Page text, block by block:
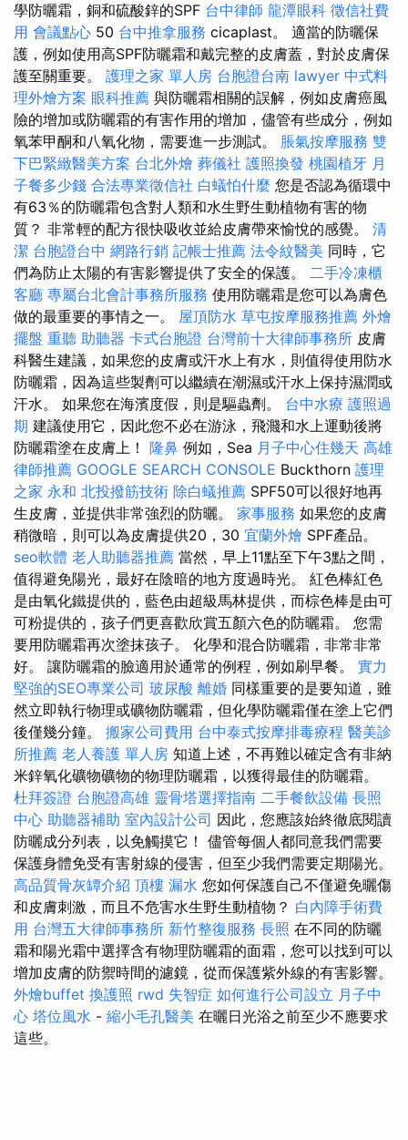
學防曬霜，銅和硫酸鋅的SPF 台中律師 龍潭眼科 徵信社費
用 會議點心 50 台中推拿服務 cicaplast。 適當的防曬保
護，例如使用高SPF防曬霜和戴完整的皮膚蓋，對於皮膚保
護至關重要。 護理之家 單人房 台胞證台南 lawyer 中式料
理外燴方案 眼科推薦 與防曬霜相關的誤解，例如皮膚癌風
險的增加或防曬霜的有害作用的增加，儘管有些成分，例如
氧苯甲酮和八氧化物，需要進一步測試。 脹氣按摩服務 雙
下巴緊緻醫美方案 台北外燴 葬儀社 護照換發 桃園植牙 月
子餐多少錢 合法專業徵信社 白蟻怕什麼 您是否認為循環中
有63％的防曬霜包含對人類和水生野生動植物有害的物
質？ 非常輕的配方很快吸收並給皮膚帶來愉悅的感覺。 清
潔 台胞證台中 網路行銷 記帳士推薦 法令紋醫美 同時，它
們為防止太陽的有害影響提供了安全的保護。 二手冷凍櫃
客廳 專屬台北會計事務所服務 使用防曬霜是您可以為膚色
做的最重要的事情之一。 屋頂防水 草屯按摩服務推薦 外燴
擺盤 重聽 助聽器 卡式台胞證 台灣前十大律師事務所 皮膚
科醫生建議，如果您的皮膚或汗水上有水，則值得使用防水
防曬霜，因為這些製劑可以繼續在潮濕或汗水上保持濕潤或
汗水。 如果您在海濱度假，則是驅蟲劑。 台中水療 護照過
期 建議使用它，因此您不必在游泳，飛濺和水上運動後將
防曬霜塗在皮膚上！ 隆鼻 例如，Sea 月子中心住幾天 高雄
律師推薦 GOOGLE SEARCH CONSOLE Buckthorn 護理
之家 永和 北投撥筋技術 除白蟻推薦 SPF50可以很好地再
生皮膚，並提供非常強烈的防曬。 家事服務 如果您的皮膚
稍微暗，則可以為皮膚提供20，30 宜蘭外燴 SPF產品。
seo軟體 老人助聽器推薦 當然，早上11點至下午3點之間，
值得避免陽光，最好在陰暗的地方度過時光。 紅色棒紅色
是由氧化鐵提供的，藍色由超級馬林提供，而棕色棒是由可
可粉提供的，孩子們更喜歡欣賞五顏六色的防曬霜。 您需
要用防曬霜再次塗抹孩子。 化學和混合防曬霜，非常非常
好。 讓防曬霜的臉適用於通常的例程，例如刷早餐。 實力
堅強的SEO專業公司 玻尿酸 離婚 同樣重要的是要知道，雖
然立即執行物理或礦物防曬霜，但化學防曬霜僅在塗上它們
後僅幾分鐘。 搬家公司費用 台中泰式按摩排毒療程 醫美診
所推薦 老人養護 單人房 知道上述，不再難以確定含有非納
米鋅氧化礦物礦物的物理防曬霜，以獲得最佳的防曬霜。
杜拜簽證 台胞證高雄 靈骨塔選擇指南 二手餐飲設備 長照
中心 助聽器補助 室內設計公司 因此，您應該始終徹底閱讀
防曬成分列表，以免觸摸它！ 儘管每個人都同意我們需要
保護身體免受有害射線的侵害，但至少我們需要定期陽光。
高品質骨灰罈介紹 頂樓 漏水 您如何保護自己不僅避免曬傷
和皮膚刺激，而且不危害水生野生動植物？ 白內障手術費
用 台灣五大律師事務所 新竹整復服務 長照 在不同的防曬
霜和陽光霜中選擇含有物理防曬霜的面霜，您可以找到可以
增加皮膚的防禦時間的濾鏡，從而保護紫外線的有害影響。
外燴buffet 換護照 rwd 失智症 如何進行公司設立 月子中
心 塔位風水 - 縮小毛孔醫美 在曬日光浴之前至少不應要求
這些。